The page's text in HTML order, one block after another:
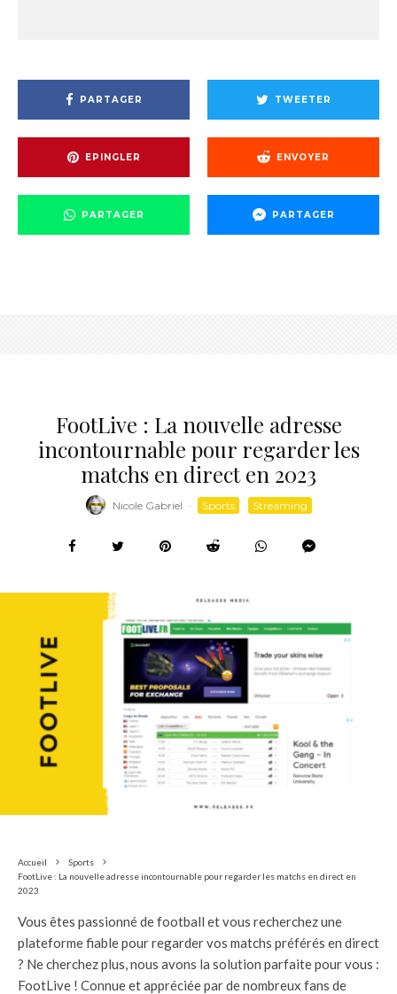
PARTAGER TWEETER
EPINGLER ENVOYER
PARTAGER PARTAGER
FootLive : La nouvelle adresse
incontournable pour regarder les
matchs en direct en 2023
Nicole Gabriel · Sports Streaming
Accueil
Sports
FootLive : La nouvelle adresse incontournable pour regarder les matchs en direct en
2023
Vous êtes passionné de football et vous recherchez une
plateforme fiable pour regarder vos matchs préférés en direct
? Ne cherchez plus, nous avons la solution parfaite pour vous :
FootLive ! Connue et appréciée par de nombreux fans de